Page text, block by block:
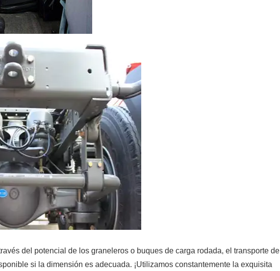
del potencial de los graneleros o buques de carga rodada, el transporte de
si la dimensión es adecuada. ¡Utilizamos constantemente la exquisita